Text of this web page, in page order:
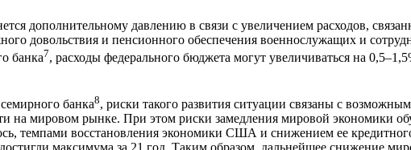
дополнительному давлению в связи с увеличением расходов,
довольствия и пенсионного обеспечения военнослужащих и
банка7, расходы федерального бюджета могут увеличиваться на
банка8, риски такого развития ситуации связаны с
на мировом рынке. При этом риски замедления мировой экономики
темпами восстановления экономики США и снижением ее